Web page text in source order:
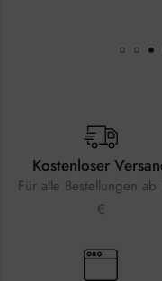
Kostenloser
Für alle Bestellungen ab
€